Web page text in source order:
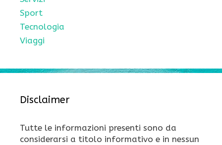
Sport
Tecnologia
Viaggi
Disclaimer
Tutte le informazioni presenti sono da
considerarsi a titolo informativo e in nessun